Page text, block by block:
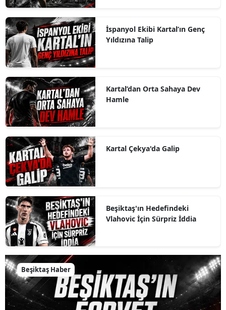
İspanyol Ekibi Kartal’ın Genç
Yıldızına Talip
Kartal’dan Orta Sahaya Dev
Hamle
Kartal Çekya'da Galip
Beşiktaş'ın Hedefindeki
Vlahovic İçin Sürpriz İddia
Beşiktaş Haber